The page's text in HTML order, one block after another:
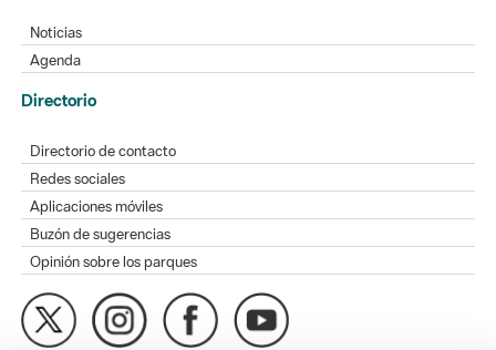
Noticias
Agenda
Directorio
Directorio de contacto
Redes sociales
Aplicaciones móviles
Buzón de sugerencias
Opinión sobre los parques